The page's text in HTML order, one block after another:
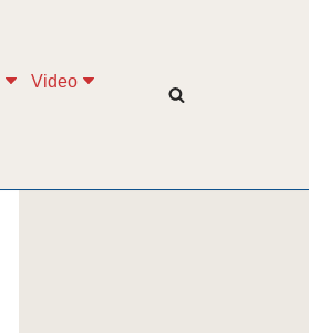
Video